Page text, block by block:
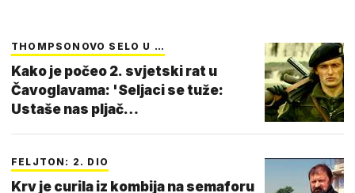
THOMPSONOVO SELO U …
Kako je počeo 2. svjetski rat u
Čavoglavama: 'Seljaci se tuže:
Ustaše nas pljač…
FELJTON: 2. DIO
Krv je curila iz kombija na semaforu